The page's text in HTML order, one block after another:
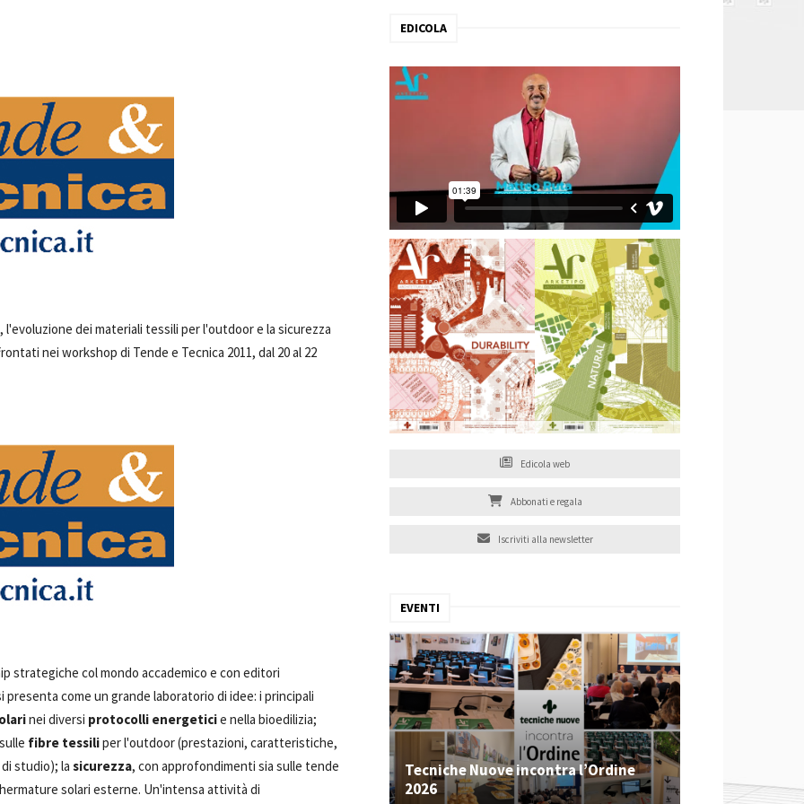
dei materiali tessili per l'outdoor e la sicurezza
nei workshop di Tende e Tecnica 2011, dal 20 al 22
strategiche col mondo accademico e con editori
come un grande laboratorio di idee: i principali
nei diversi protocolli energeticie nella bioedilizia;
fibre tessiliper l'outdoor (prestazioni, caratteristiche,
studio); la sicurezza, con approfondimenti sia sulle tende
solari esterne. Un'intensa attività di
EDICOLA
Edicola web
Abbonati e regala
Iscriviti alla newsletter
EVENTI
Tecniche Nuove incontra l’Ordine
2026